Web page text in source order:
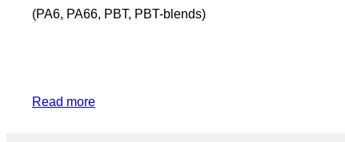
(PA6, PA66, PBT, PBT-blends)
Read more